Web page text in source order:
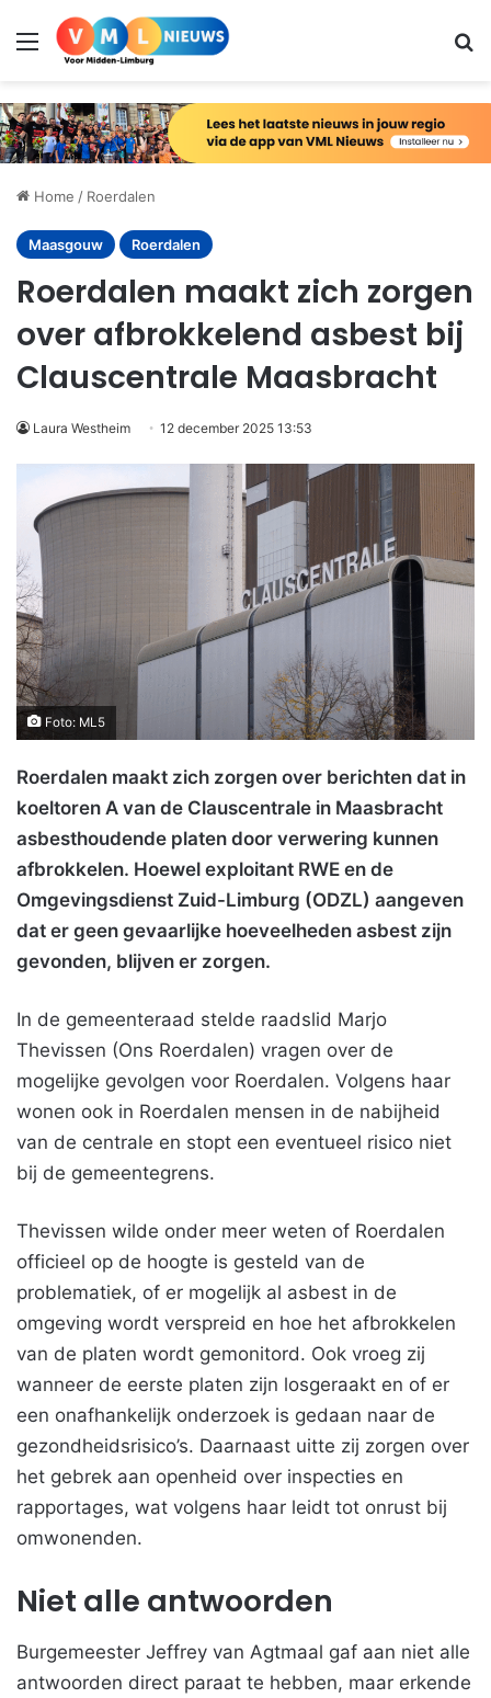
Menu
Home / Roerdalen
Maasgouw Roerdalen
Roerdalen maakt zich zorgen
over afbrokkelend asbest bij
Clauscentrale Maasbracht
Laura Westheim 12 december 2025 13:53
Foto: ML5
Roerdalen maakt zich zorgen over berichten dat in
koeltoren A van de Clauscentrale in Maasbracht
asbesthoudende platen door verwering kunnen
afbrokkelen. Hoewel exploitant RWE en de
Omgevingsdienst Zuid-Limburg (ODZL) aangeven
dat er geen gevaarlijke hoeveelheden asbest zijn
gevonden, blijven er zorgen.
In de gemeenteraad stelde raadslid Marjo
Thevissen (Ons Roerdalen) vragen over de
mogelijke gevolgen voor Roerdalen. Volgens haar
wonen ook in Roerdalen mensen in de nabijheid
van de centrale en stopt een eventueel risico niet
bij de gemeentegrens.
Thevissen wilde onder meer weten of Roerdalen
officieel op de hoogte is gesteld van de
problematiek, of er mogelijk al asbest in de
omgeving wordt verspreid en hoe het afbrokkelen
van de platen wordt gemonitord. Ook vroeg zij
wanneer de eerste platen zijn losgeraakt en of er
een onafhankelijk onderzoek is gedaan naar de
gezondheidsrisico’s. Daarnaast uitte zij zorgen over
het gebrek aan openheid over inspecties en
rapportages, wat volgens haar leidt tot onrust bij
omwonenden.
Niet alle antwoorden
Burgemeester Jeffrey van Agtmaal gaf aan niet alle
antwoorden direct paraat te hebben, maar erkende